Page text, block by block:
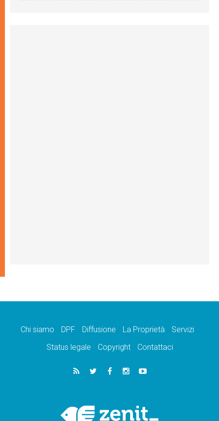
Chi siamo DPF Diffusione La Proprietà
Servizi
Status legale
Copyright Contattaci